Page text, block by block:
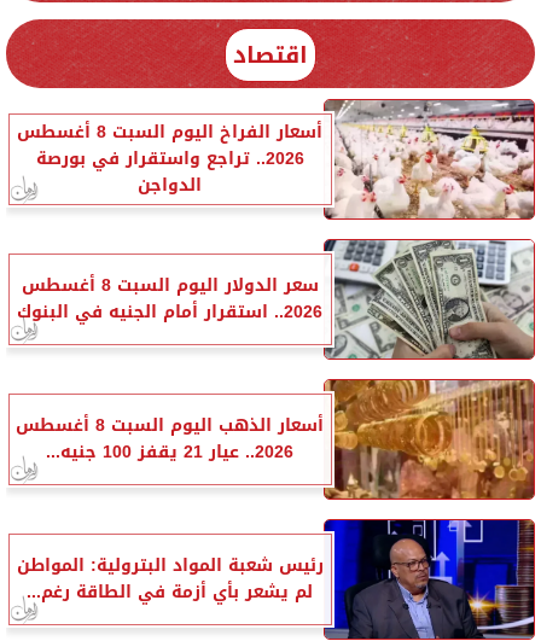
اقتصاد
أسعار الفراخ اليوم السبت 8 أغسطس
2026.. تراجع واستقرار في بورصة
الدواجن
سعر الدولار اليوم السبت 8 أغسطس
2026.. استقرار أمام الجنيه في البنوك
أسعار الذهب اليوم السبت 8 أغسطس
2026.. عيار 21 يقفز 100 جنيه...
رئيس شعبة المواد البترولية: المواطن
لم يشعر بأي أزمة في الطاقة رغم...